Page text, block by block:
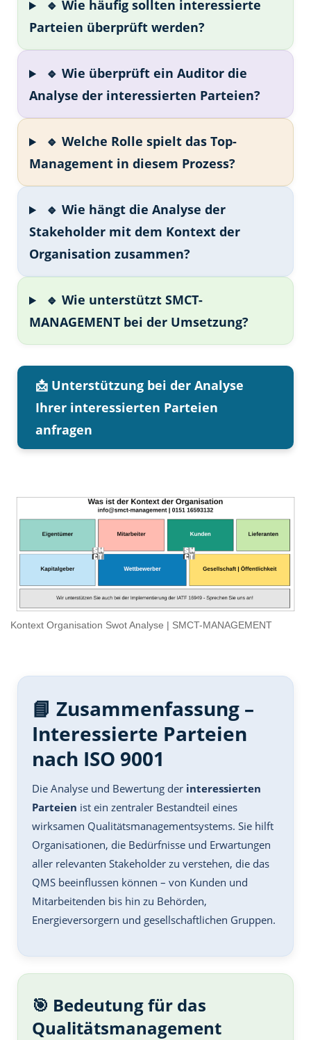
🔹 Wie häufig sollten interessierte
Parteien überprüft werden?
🔹 Wie überprüft ein Auditor die
Analyse der interessierten Parteien?
🔹 Welche Rolle spielt das Top-
Management in diesem Prozess?
🔹 Wie hängt die Analyse der
Stakeholder mit dem Kontext der
Organisation zusammen?
🔹 Wie unterstützt SMCT-
MANAGEMENT bei der Umsetzung?
📩 Unterstützung bei der Analyse
Ihrer interessierten Parteien
anfragen
Kontext Organisation Swot Analyse | SMCT-MANAGEMENT
📘 Zusammenfassung –
Interessierte Parteien
nach ISO 9001
Die Analyse und Bewertung der interessierten
Parteien ist ein zentraler Bestandteil eines
wirksamen Qualitätsmanagementsystems. Sie hilft
Organisationen, die Bedürfnisse und Erwartungen
aller relevanten Stakeholder zu verstehen, die das
QMS beeinflussen können – von Kunden und
Mitarbeitenden bis hin zu Behörden,
Energieversorgern und gesellschaftlichen Gruppen.
🎯 Bedeutung für das
Qualitätsmanagement